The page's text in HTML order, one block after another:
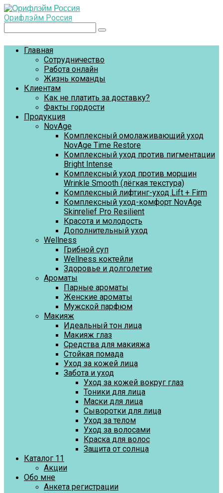
Перейти
к
контенту
Орифлэйм Россия
Главная
Сотрудничество
Работа онлайн
Жизнь команды
Клиентам
Как не платить за доставку?
Факты гордости
Продукция
NovAge
Комплексный омолаживающий уход
NovAge Time Restore
Комплексный уход против пигментации
Bright Intense
Комплексный уход против морщин
Wrinkle Smooth (лёгкая текстура)
Комплексный лифтинг-уход Lift + Firm
Комплексный уход-комфорт NovAge
Skinrelief Pro Resilient
Красота и молодость
Дополнительный уход
Wellness
Грибной суп
Wellness коктейли
Здоровье и долголетие
Ароматы
Парные ароматы
Женские ароматы
Мужской парфюм
Макияж
Идеальный тон лица
Макияж глаз
Средства для макияжа
Стойкая помада
Уход за кожей лица
Забота и уход
Уход за кожей вокруг глаз
Тоники для лица
Маски для лица
Сыворотки для лица
Уход за телом
Уход за волосами
Краска для волос
Защита от солнца
Каталог 11
Акции
Обо мне
Анкета регистрации